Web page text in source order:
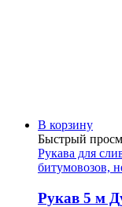
В корзину
Быстрый
Рукава для
битумовозов,
Рукав 5 м